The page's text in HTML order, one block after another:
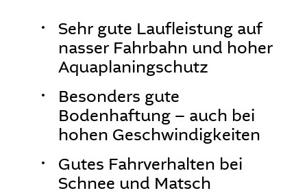
Sehr gute Laufleistung auf
nasser Fahrbahn und hoher
Aquaplaningschutz
Besonders gute
Bodenhaftung – auch bei
hohen Geschwindigkeiten
Gutes Fahrverhalten bei
Schnee und Matsch